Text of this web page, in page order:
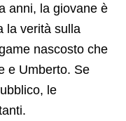
anni, la giovane è
la verità sulla
nascosto che
e Umberto. Se
le